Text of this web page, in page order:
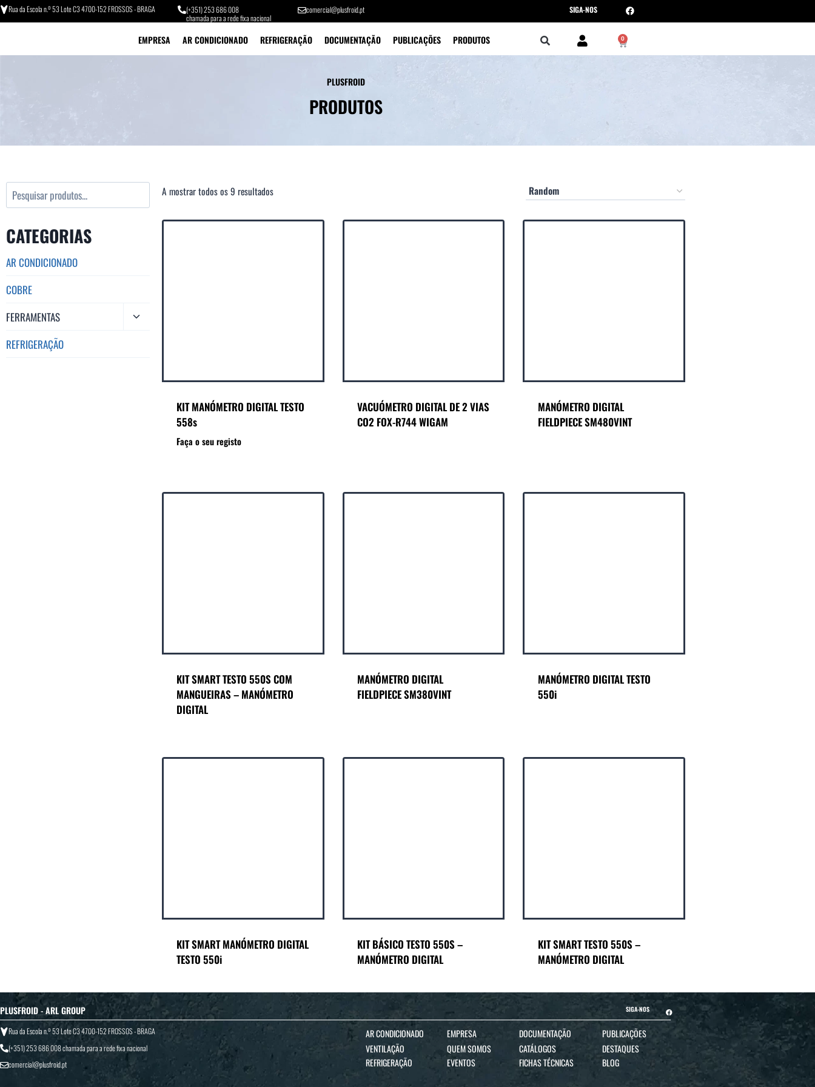
Rua da Escola n.º 53 Lote C3 4700-152 FROSSOS - BRAGA
(+351) 253 686 008
chamada para a rede fixa nacional
comercial@plusfroid.pt SIGA-NOS
EMPRESA AR CONDICIONADO REFRIGERAÇÃO DOCUMENTAÇÃO PUBLICAÇÕES PRODUTOS 0
PLUSFROID
PRODUTOS
CATEGORIAS
AR CONDICIONADO
COBRE
FERRAMENTAS
REFRIGERAÇÃO
A mostrar todos os 9 resultados
KIT MANÓMETRO DIGITAL TESTO
558s
Faça o seu registo
VACUÓMETRO DIGITAL DE 2 VIAS
CO2 FOX-R744 WIGAM
MANÓMETRO DIGITAL
FIELDPIECE SM480VINT
KIT SMART TESTO 550S COM
MANGUEIRAS – MANÓMETRO
DIGITAL
MANÓMETRO DIGITAL
FIELDPIECE SM380VINT
MANÓMETRO DIGITAL TESTO
550i
KIT SMART MANÓMETRO DIGITAL
TESTO 550i
KIT BÁSICO TESTO 550S –
MANÓMETRO DIGITAL
KIT SMART TESTO 550S –
MANÓMETRO DIGITAL
PLUSFROID - ARL GROUP SIGA-NOS
Rua da Escola n.º 53 Lote C3 4700-152 FROSSOS - BRAGA
(+351) 253 686 008chamada para a rede fixa nacional
comercial@plusfroid.pt
AR CONDICIONADO
VENTILAÇÃO
REFRIGERAÇÃO
EMPRESA
QUEM SOMOS
EVENTOS
DOCUMENTAÇÃO
CATÁLOGOS
FICHAS TÉCNICAS
PUBLICAÇÕES
DESTAQUES
BLOG